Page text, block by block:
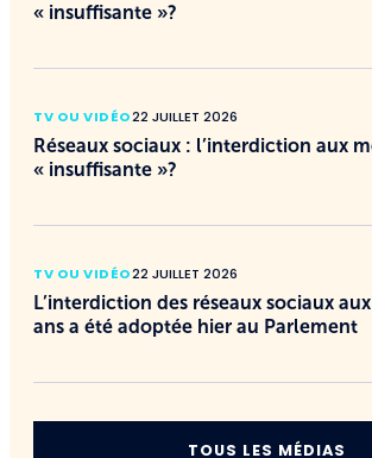
« insuffisante »?
TV OU VIDÉO22 JUILLET 2026
Réseaux sociaux : l’interdiction aux
« insuffisante »?
TV OU VIDÉO22 JUILLET 2026
L’interdiction des réseaux sociaux
ans a été adoptée hier au Parlement
TOUS LES MÉDIAS